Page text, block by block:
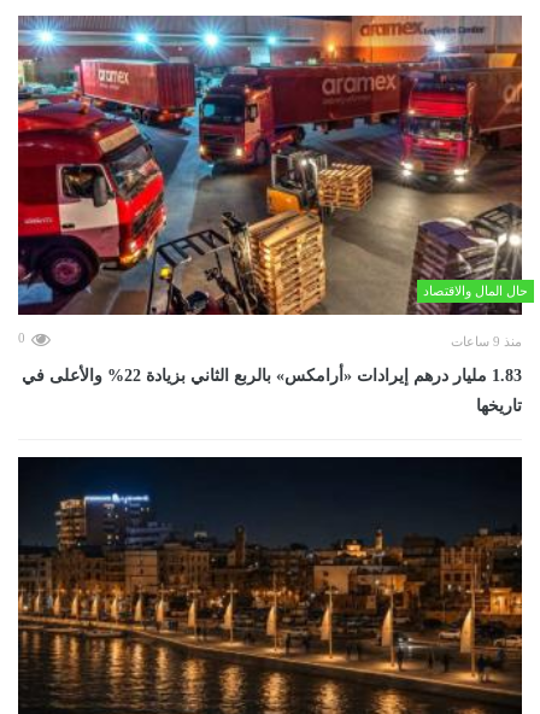
حال المال والاقتصاد
منذ 9 ساعات 0
‏1.83 مليار درهم إيرادات «أرامكس» بالربع الثاني بزيادة 22% والأعلى في
تاريخها